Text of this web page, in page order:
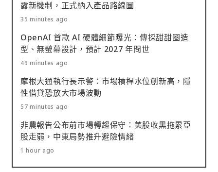
露新機制，正式納入產品路線圖
35 minutes ago
OpenAI 首款 AI 硬體細節曝光：傳採甜甜圈造
型、無螢幕設計，預計 2027 年問世
49 minutes ago
摩根大通執行長示警：市場槓桿水位創新高，隱
性借貸恐放大市場波動
57 minutes ago
非農報告公布前市場轉趨保守：美股收黑拖累亞
股走弱，中東局勢推升避險情緒
1 hour ago